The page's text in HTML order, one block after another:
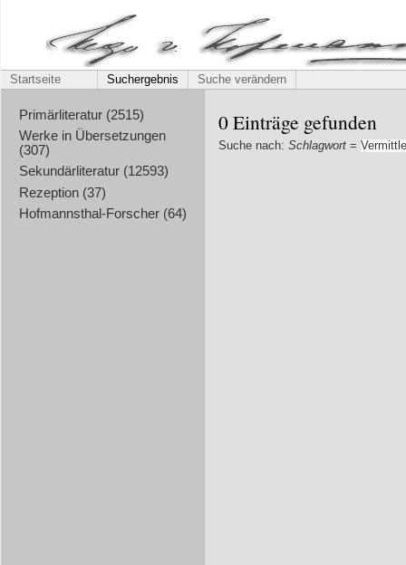
Startseite Suchergebnis Suche verändern
Primärliteratur (2515)
Werke in Übersetzungen
(307)
Sekundärliteratur (12593)
Rezeption (37)
Hofmannsthal-Forscher (64)
0 Einträge gefunden
Suche nach: Schlagwort =